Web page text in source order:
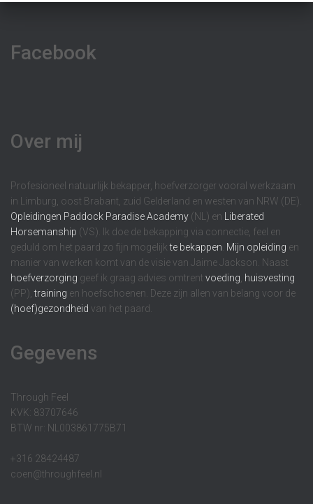
Facebook
Over mij
Profesioneel natuurlijk bekapper, hoefverzorger vooral werkzaam
in Limburg, oost Brabant, zuid Gelderland en westen van NRW (DE).
Opleidingen Paddock Paradise Academy (NL) en
Liberated
Horsemanship (VS). Ik doe de bekapping via connectie, feel en
geduld om het paard zo fijn mogelijkte bekappen Mijn opleiding en
manier van werken komt van de visie van Jaime Jackson. Naast
hoefverzorging geef ik graag advies omtrent voeding huisvesting
(PP),training en hoefschoenen. Deze zijn allen van belang voor de
(hoef)gezondheid van het paard.
Gegevens
Through Feel
KVK: 83707646
BTW nr: NL003861775B71
+316 28424487
coen@throughfeel.nl